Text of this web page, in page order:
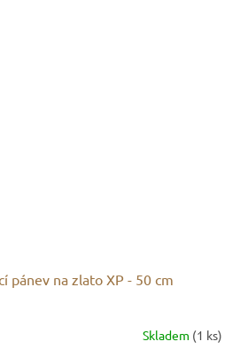
pánev na zlato XP - 50 cm
Skladem (1 ks)